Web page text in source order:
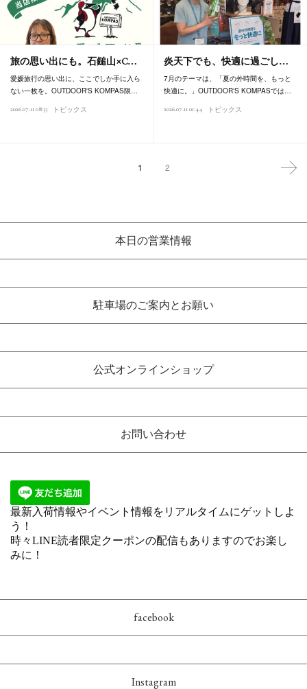
旅の思い出にも。石鎚山×C…
愛媛旅行の思い出に、ここでしか手に入ら
ない一枚を。OUTDOOR'S KOMPAS限…
2026.07.11 08:33 トピックス
炎天下でも、快適に過ごし…
7月のテーマは、「夏の外時間を、もっと
快適に。」OUTDOOR'S KOMPASでは…
2026.07.11 01:44 トピックス
1 2
本日の営業情報
駐車場のご案内とお願い
公式オンラインショップ
お問い合わせ
facebook
Instagram